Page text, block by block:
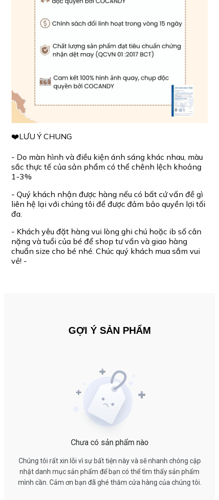
❤️LƯU Ý CHUNG
- Do màn hình và điều kiện ánh sáng khác nhau, màu
sắc thực tế của sản phẩm có thể chênh lệch khoảng
1-3%
- Quý khách nhận được hàng nếu có bất cứ vấn đề gì
liên hệ lại với chúng tôi để được đảm bảo quyền lợi tối
đa.
- Khách yêu đặt hàng vui lòng ghi chú hoặc ib số cân
nặng và tuổi của bé để shop tư vấn và giao hàng
chuẩn size cho bé nhé. Chúc quý khách mua sắm vui
vẻ! -
GỢI Ý SẢN PHẨM
Chưa có sản phẩm nào
Chúng tôi rất xin lỗi vì sự bất tiện này và sẽ nhanh chóng cập
nhật danh mục sản phẩm để bạn có thể tìm thấy sản phẩm
mình cần. Cảm ơn bạn đã ghé thăm cửa hàng của chúng tôi.